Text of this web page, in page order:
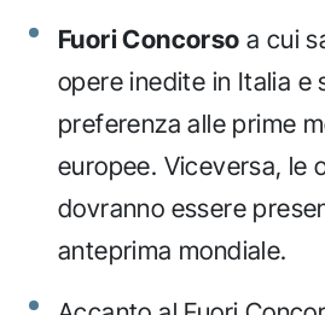
Fuori Concorso a cui
opere inedite in Italia e
preferenza alle prime
europee. Viceversa, le
dovranno essere
anteprima mondiale.